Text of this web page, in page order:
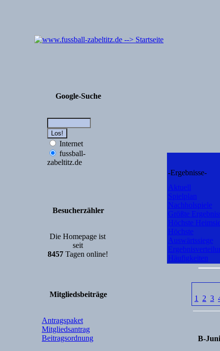
Google-Suche
Internet
fussball-
zabeltitz.de
Besucherzähler
Die Homepage ist
seit
8457Tagen online!
Mitgliedsbeiträge
Antragspaket
Mitgliedsantrag
Beitragsordnung
-Ergebnisse-
Aktuell
Spielplan
Nachholspiele
Größte
Höchste
Höchste
Auswärtssiege
Häufigkeiten
1 2 3
B-